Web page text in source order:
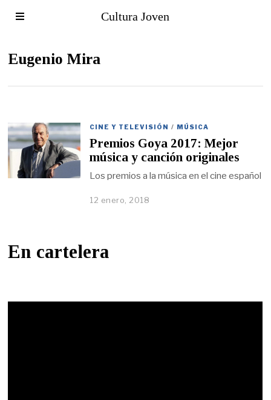
Cultura Joven
Eugenio Mira
CINE Y TELEVISIÓN / MÚSICA
Premios Goya 2017: Mejor
música y canción originales
Los premios a la música en el cine español
12 enero, 2018
En cartelera